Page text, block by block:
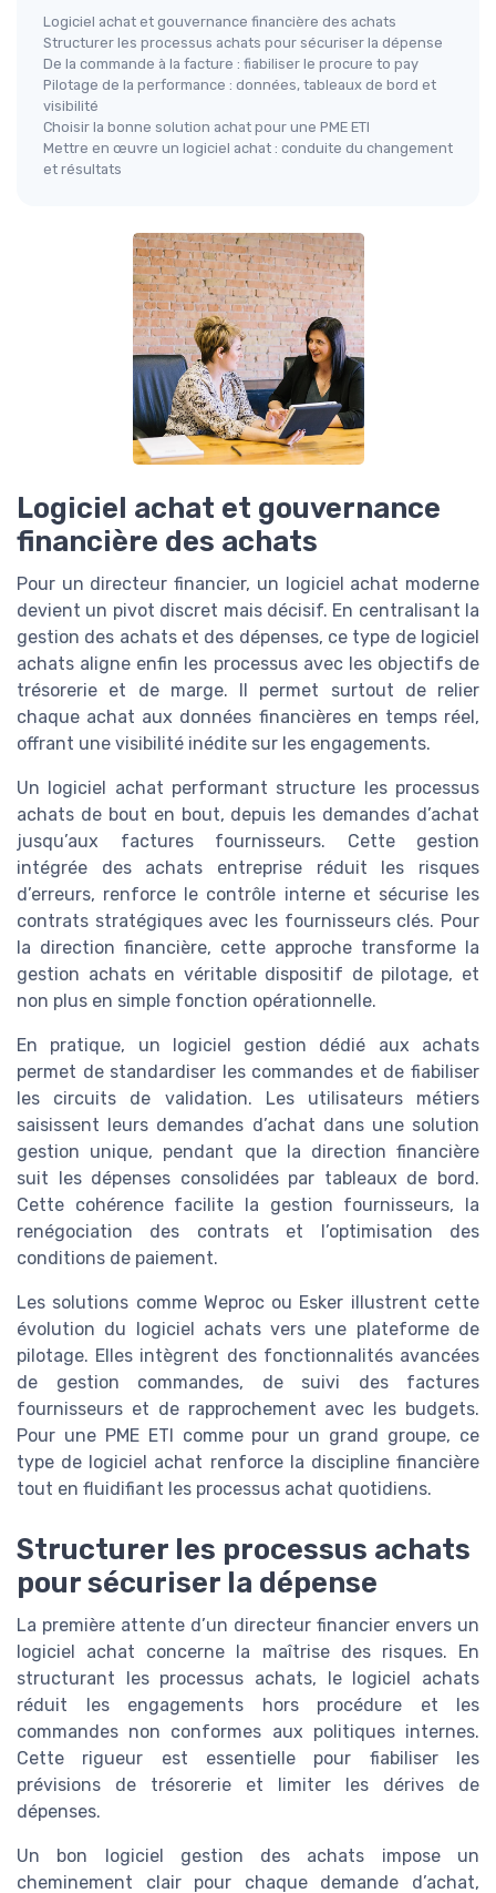
Logiciel achat et gouvernance financière des achats
Structurer les processus achats pour sécuriser la dépense
De la commande à la facture : fiabiliser le procure to pay
Pilotage de la performance : données, tableaux de bord et
visibilité
Choisir la bonne solution achat pour une PME ETI
Mettre en œuvre un logiciel achat : conduite du changement
et résultats
Logiciel achat et gouvernance
financière des achats
Pour un directeur financier, un logiciel achat moderne
devient un pivot discret mais décisif. En centralisant la
gestion des achats et des dépenses, ce type de logiciel
achats aligne enfin les processus avec les objectifs de
trésorerie et de marge. Il permet surtout de relier
chaque achat aux données financières en temps réel,
offrant une visibilité inédite sur les engagements.
Un logiciel achat performant structure les processus
achats de bout en bout, depuis les demandes d’achat
jusqu’aux factures fournisseurs. Cette gestion
intégrée des achats entreprise réduit les risques
d’erreurs, renforce le contrôle interne et sécurise les
contrats stratégiques avec les fournisseurs clés. Pour
la direction financière, cette approche transforme la
gestion achats en véritable dispositif de pilotage, et
non plus en simple fonction opérationnelle.
En pratique, un logiciel gestion dédié aux achats
permet de standardiser les commandes et de fiabiliser
les circuits de validation. Les utilisateurs métiers
saisissent leurs demandes d’achat dans une solution
gestion unique, pendant que la direction financière
suit les dépenses consolidées par tableaux de bord.
Cette cohérence facilite la gestion fournisseurs, la
renégociation des contrats et l’optimisation des
conditions de paiement.
Les solutions comme Weproc ou Esker illustrent cette
évolution du logiciel achats vers une plateforme de
pilotage. Elles intègrent des fonctionnalités avancées
de gestion commandes, de suivi des factures
fournisseurs et de rapprochement avec les budgets.
Pour une PME ETI comme pour un grand groupe, ce
type de logiciel achat renforce la discipline financière
tout en fluidifiant les processus achat quotidiens.
Structurer les processus achats
pour sécuriser la dépense
La première attente d’un directeur financier envers un
logiciel achat concerne la maîtrise des risques. En
structurant les processus achats, le logiciel achats
réduit les engagements hors procédure et les
commandes non conformes aux politiques internes.
Cette rigueur est essentielle pour fiabiliser les
prévisions de trésorerie et limiter les dérives de
dépenses.
Un bon logiciel gestion des achats impose un
cheminement clair pour chaque demande d’achat,